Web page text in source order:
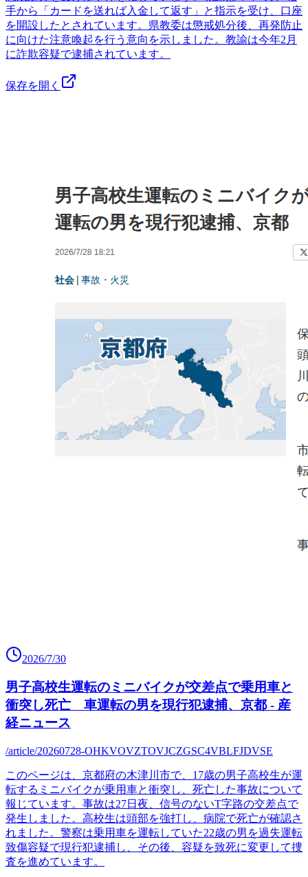
手から「カードを送れば入金して返す」と指示を受け、口座
を開設したとされています。県教委は懲戒処分後、再発防止
に向けた注意喚起を行う意向を示しました。教諭は今年2月
に詐欺容疑で逮捕されています。
保存を開く
2026/7/30
男子高校生運転のミニバイクが交差点で乗用車と
衝突し死亡 車運転の男を現行犯逮捕、京都 - 産
経ニュース
/article/20260728-OHKVOVZTOVJCZGSC4VBLFJDVSE
このページは、京都府の木津川市で、17歳の男子高校生が運
転するミニバイクが乗用車と衝突し、死亡した事故について
報じています。事故は27日夜、信号のないT字路の交差点で
発生しました。高校生は頭部を強打し、病院で死亡が確認さ
れました。警察は乗用車を運転していた22歳の男を過失運転
致傷容疑で現行犯逮捕し、その後、容疑を致死に変更して捜
査を進めています。